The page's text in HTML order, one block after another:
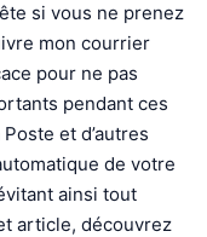
si vous ne prenez
mon courrier
pour ne pas
pendant ces
et d’autres
de votre
ainsi tout
article, découvrez